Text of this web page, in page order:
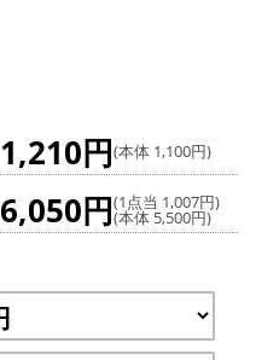
1,210円(本体 1,100円)
6,050円(1点当 1,007円)
(本体 5,500円)